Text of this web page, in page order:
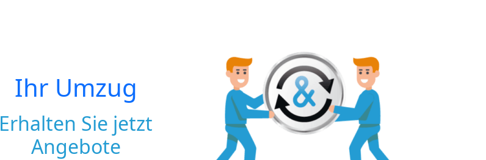
Ihr Umzug
Erhalten Sie jetzt
Angebote